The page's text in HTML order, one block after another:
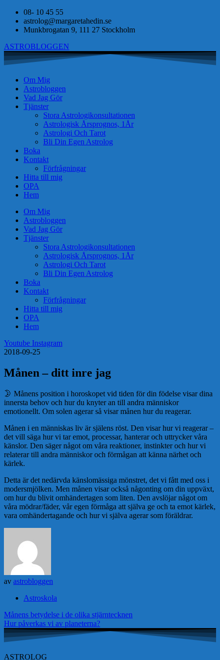
08- 10 45 55
astrolog@margaretahedin.se
Munkbrogatan 9, 111 27 Stockholm
ASTROBLOGGEN
Om Mig
Astrobloggen
Vad Jag Gör
Tjänster
Stora Astrologikonsultationen
Astrologisk Årsprognos, 1År
Astrologi Och Tarot
Bli Din Egen Astrolog
Boka
Kontakt
Förfrågningar
Hitta till mig
OPA
Hem
Om Mig
Astrobloggen
Vad Jag Gör
Tjänster
Stora Astrologikonsultationen
Astrologisk Årsprognos, 1År
Astrologi Och Tarot
Bli Din Egen Astrolog
Boka
Kontakt
Förfrågningar
Hitta till mig
OPA
Hem
Youtube Instagram
2018-09-25
Månen – ditt inre jag
🌛 Månens position i horoskopet vid tiden för din födelse visar dina
innersta behov och hur du knyter an till andra människor
emotionellt. Om solen agerar så visar månen hur du reagerar.
Månen i en människas liv är själens röst. Den visar hur vi reagerar –
det vill säga hur vi tar emot, processar, hanterar och uttrycker våra
känslor. Den säger något om våra reaktioner, instinkter och hur vi
relaterar till andra människor och förmågan att känna närhet och
kärlek.
Detta är det nedärvda känslomässiga mönstret, det vi fått med oss i
modersmjölken. Men månen visar också någonting om din uppväxt,
om hur du blivit omhändertagen som liten. Den avslöjar något om
våra mödrar/fäder, vår egen förmåga att själva ge och ta emot kärlek,
vara omhändertagande och hur vi själva agerar som föräldrar.
av astrobloggen
Astroskola
Inläggsnavigering
Månens betydelse i de olika stjärntecknen
Hur påverkas vi av planeterna?
ASTROLOG